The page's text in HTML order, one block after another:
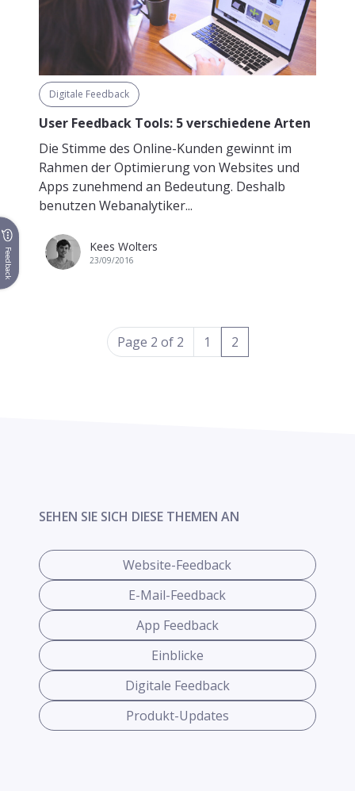
Digitale Feedback
User Feedback Tools: 5 verschiedene Arten
Die Stimme des Online-Kunden gewinnt im
Rahmen der Optimierung von Websites und
Apps zunehmend an Bedeutung. Deshalb
benutzen Webanalytiker...
Kees Wolters
23/09/2016
Page 2 of 2 1 2(current)
SEHEN SIE SICH DIESE THEMEN AN
Website-Feedback
E-Mail-Feedback
App Feedback
Einblicke
Digitale Feedback
Produkt-Updates
Feedback